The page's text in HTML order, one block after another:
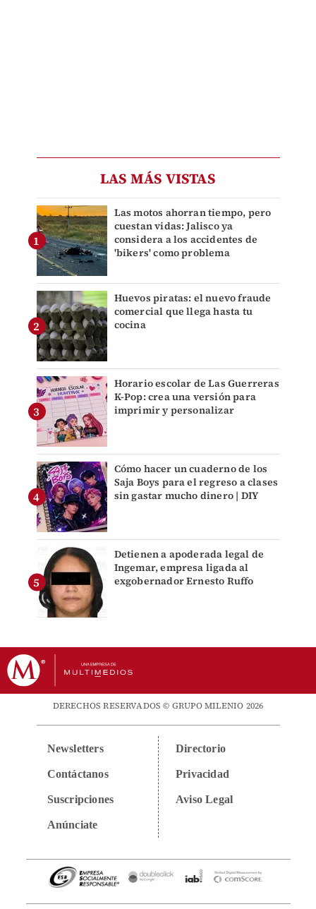
LAS MÁS VISTAS
Las motos ahorran tiempo, pero
cuestan vidas: Jalisco ya
considera a los accidentes de
'bikers' como problema
Huevos piratas: el nuevo fraude
comercial que llega hasta tu
cocina
Horario escolar de Las Guerreras
K-Pop: crea una versión para
imprimir y personalizar
Cómo hacer un cuaderno de los
Saja Boys para el regreso a clases
sin gastar mucho dinero | DIY
Detienen a apoderada legal de
Ingemar, empresa ligada al
exgobernador Ernesto Ruffo
DERECHOS RESERVADOS © GRUPO MILENIO 2026
Newsletters
Contáctanos
Suscripciones
Anúnciate
Directorio
Privacidad
Aviso Legal